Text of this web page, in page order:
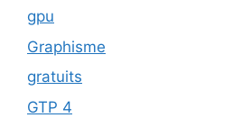
gpu
Graphisme
gratuits
GTP 4